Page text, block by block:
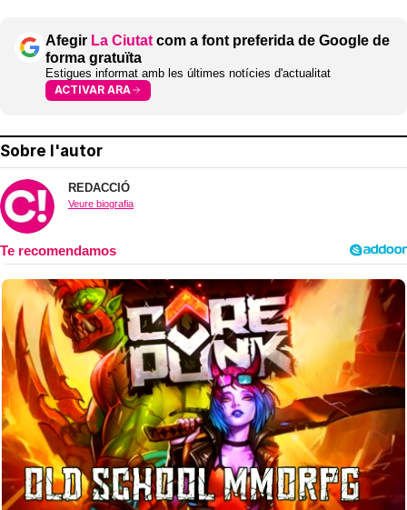
Afegir La Ciutat com a font preferida de Google de
forma gratuïta
Estigues informat amb les últimes notícies d'actualitat
ACTIVAR ARA
Sobre l'autor
REDACCIÓ
Veure biografia